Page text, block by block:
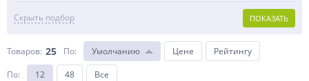
Скрыть подбор ПОКАЗАТЬ
Товаров: 25 По: Умолчанию Цене
Рейтингу
По: 12 48 Все